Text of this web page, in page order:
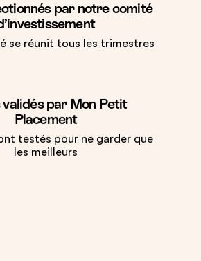
par notre comité
se réunit tous les trimestres
validés par Mon Petit
Placement
testés pour ne garder que
les meilleurs